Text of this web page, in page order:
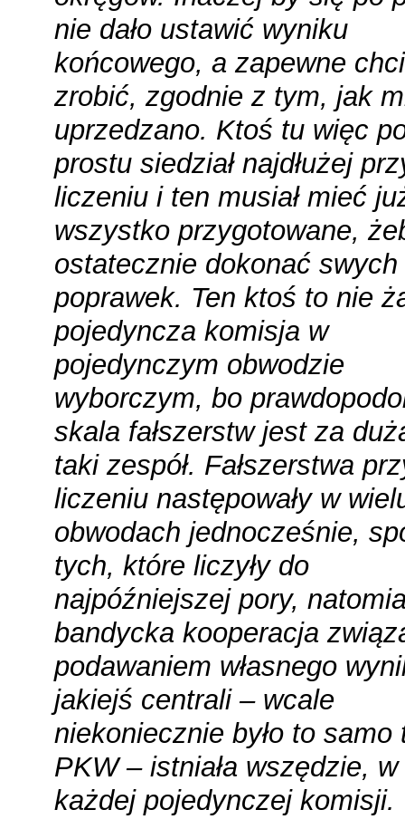
nie dało ustawić wyniku
końcowego, a zapewne
zrobić, zgodnie z tym, jak
uprzedzano. Ktoś tu więc
prostu siedział najdłużej
liczeniu i ten musiał mieć
wszystko przygotowane,
ostatecznie dokonać swych
poprawek. Ten ktoś to nie
pojedyncza komisja w
pojedynczym obwodzie
wyborczym, bo
skala fałszerstw jest za
taki zespół. Fałszerstwa
liczeniu następowały w
obwodach jednocześnie,
tych, które liczyły do
najpóźniejszej pory,
bandycka kooperacja
podawaniem własnego
jakiejś centrali – wcale
niekoniecznie było to samo
PKW – istniała wszędzie, w
każdej pojedynczej komisji.